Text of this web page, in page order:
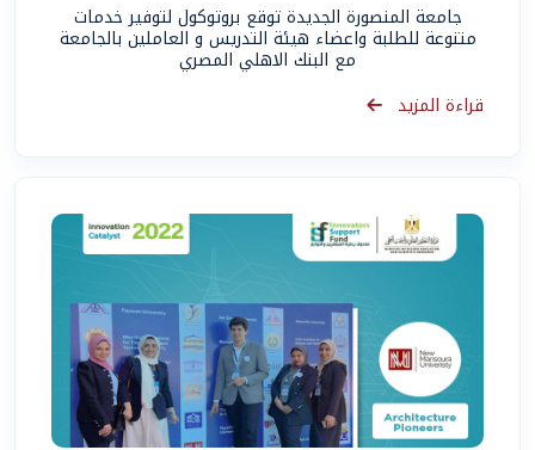
جامعة المنصورة الجديدة توقع بروتوكول لتوفير خدمات
متنوعة للطلبة واعضاء هيئة التدريس و العاملين بالجامعة
مع البنك الاهلي المصري
قراءة المزيد